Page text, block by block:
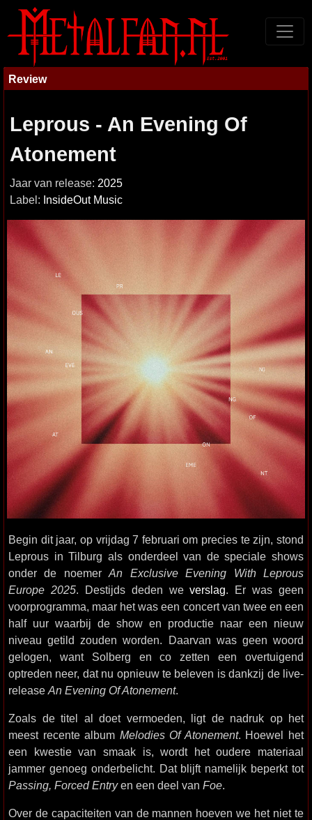
Review
Leprous - An Evening Of
Atonement
Jaar van release: 2025
Label: InsideOut Music
Begin dit jaar, op vrijdag 7 februari om precies te zijn, stond
Leprous in Tilburg als onderdeel van de speciale shows
onder de noemerAn Exclusive Evening With Leprous
Europe 2025. Destijds deden weverslag. Er was geen
voorprogramma, maar het was een concert van twee en een
half uur waarbij de show en productie naar een nieuw
niveau getild zouden worden. Daarvan was geen woord
gelogen, want Solberg en co zetten een overtuigend
optreden neer, dat nu opnieuw te beleven is dankzij de live-
release An Evening Of Atonement.
Zoals de titel al doet vermoeden, ligt de nadruk op het
meest recente album Melodies Of Atonement. Hoewel het
een kwestie van smaak is, wordt het oudere materiaal
jammer genoeg onderbelicht. Dat blijft namelijk beperkt tot
Passing, Forced Entryen een deel van Foe.
Over de capaciteiten van de mannen hoeven we het niet te